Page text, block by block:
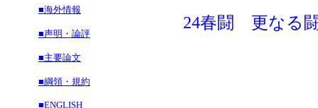
■海外情報
■声明・論評
■主要論文
■綱領・規約
■ENGLISH
24春闘 更なる闘